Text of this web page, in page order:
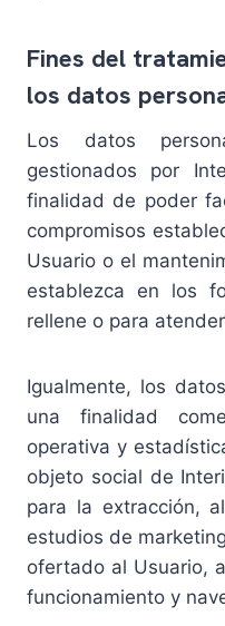
Fines del
los datos
Los datos
gestionados por
finalidad de poder
compromisos
Usuario o el
establezca en los
rellene o para
Igualmente, los
una finalidad
operativa y
objeto social de
para la extracción,
estudios de
ofertado al Usuario,
funcionamiento y